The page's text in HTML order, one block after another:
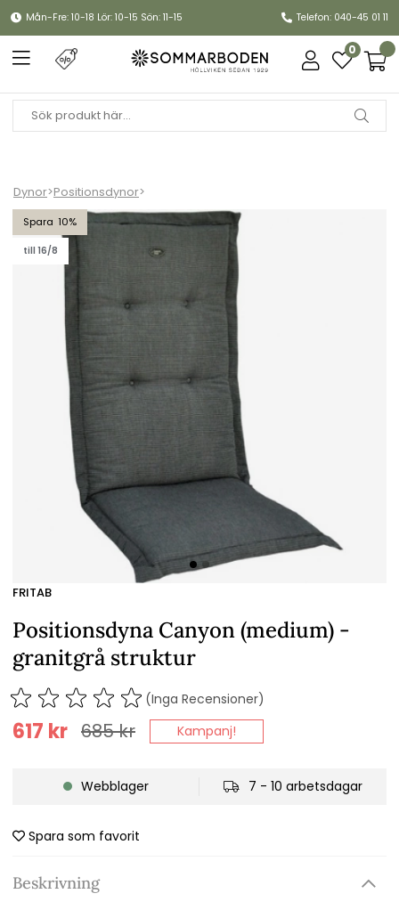
Mån-Fre: 10-18 Lör: 10-15 Sön: 11-15 Telefon: 040-45 01 11
0
Dynor>Positionsdynor>
10
till 16/8
Positionsdyna Canyon (medium) - granitgrå struktur
FRITAB
Positionsdyna Canyon (medium) -
granitgrå struktur
(Inga Recensioner)
685kr
617 kr Kampanj!
Webblager 7 - 10 arbetsdagar
Spara som favorit
Beskrivning